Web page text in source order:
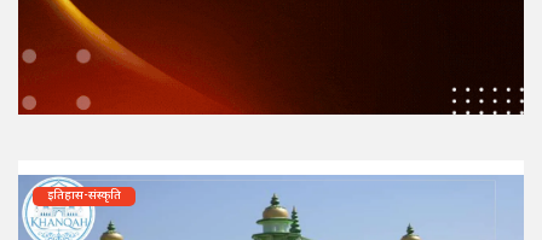
इतिहास-संस्कृति